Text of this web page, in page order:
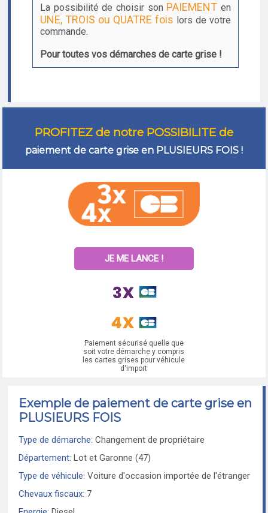
La possibilité de choisir son PAIEMENT en
UNE, TROIS ou QUATRE fois lors de votre
commande.
Pour toutes vos démarches de carte grise !
PROFITEZ de notre POSSIBILITE de
paiement de carte grise en PLUSIEURS FOIS !
JE ME LANCE !
Paiement sécurisé quelle que
soit votre démarche y compris
les cartes grises pour véhicule
d'import
Exemple de paiement de carte grise en
PLUSIEURS FOIS
Type de démarche: Changement de propriétaire
Département: Lot et Garonne (47)
Type de véhicule: Voiture d'occasion importée de l'étranger
Chevaux fiscaux: 7